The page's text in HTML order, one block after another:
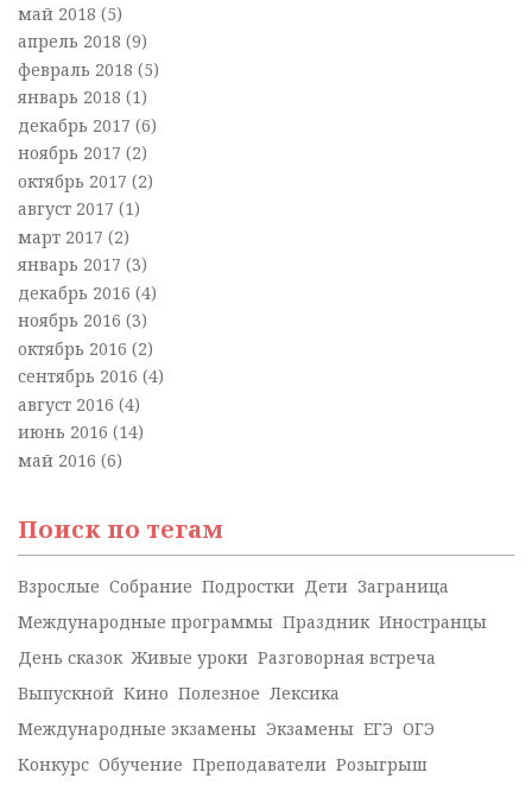
май 2018 (5)
апрель 2018 (9)
февраль 2018 (5)
январь 2018 (1)
декабрь 2017 (6)
ноябрь 2017 (2)
октябрь 2017 (2)
август 2017 (1)
март 2017 (2)
январь 2017 (3)
декабрь 2016 (4)
ноябрь 2016 (3)
октябрь 2016 (2)
сентябрь 2016 (4)
август 2016 (4)
июнь 2016 (14)
май 2016 (6)
Поиск по тегам
Взрослые Собрание Подростки Дети Заграница
Международные программы Праздник Иностранцы
День сказок Живые уроки Разговорная встреча
Выпускной Кино Полезное Лексика
Международные экзамены Экзамены ЕГЭ ОГЭ
Конкурс Обучение Преподаватели Розыгрыш